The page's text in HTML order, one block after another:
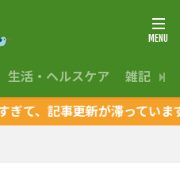
生活・ヘルスケア 雑記
、記事更新が滞っていま